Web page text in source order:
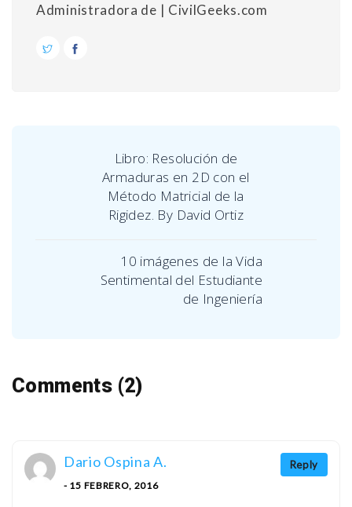
Administradora de | CivilGeeks.com
Libro: Resolución de
Armaduras en 2D con el
Método Matricial de la
Rigidez. By David Ortiz
10 imágenes de la Vida
Sentimental del Estudiante
de Ingeniería
Comments (2)
Reply
Dario Ospina A.
- 15 FEBRERO, 2016